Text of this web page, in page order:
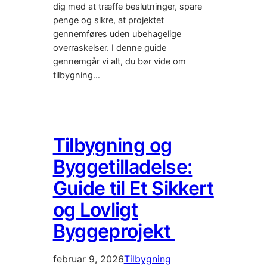
dig med at træffe beslutninger, spare
penge og sikre, at projektet
gennemføres uden ubehagelige
overraskelser. I denne guide
gennemgår vi alt, du bør vide om
tilbygning…
Tilbygning og
Byggetilladelse:
Guide til Et Sikkert
og Lovligt
Byggeprojekt
februar 9, 2026Tilbygning